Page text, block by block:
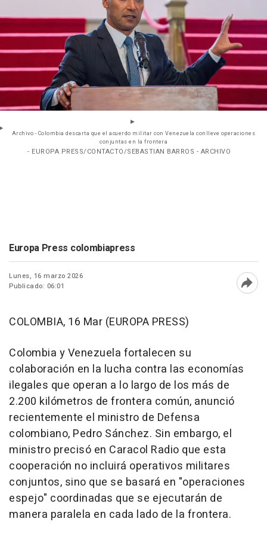
Archivo - Colombia descarta que el acuerdo militar con Venezuela conlleve operaciones
conjuntas en la frontera
- EUROPA PRESS/CONTACTO/SEBASTIAN BARROS - ARCHIVO
Europa Press colombiapress
Lunes, 16 marzo 2026
Publicado: 06:01
COLOMBIA, 16 Mar (EUROPA PRESS)
Colombia y Venezuela fortalecen su
colaboración en la lucha contra las economías
ilegales que operan a lo largo de los más de
2.200 kilómetros de frontera común, anunció
recientemente el ministro de Defensa
colombiano, Pedro Sánchez. Sin embargo, el
ministro precisó en Caracol Radio que esta
cooperación no incluirá operativos militares
conjuntos, sino que se basará en "operaciones
espejo" coordinadas que se ejecutarán de
manera paralela en cada lado de la frontera.